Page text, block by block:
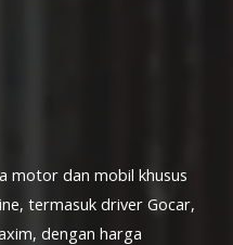
motor dan mobil khusus
termasuk driver Gocar,
dengan harga